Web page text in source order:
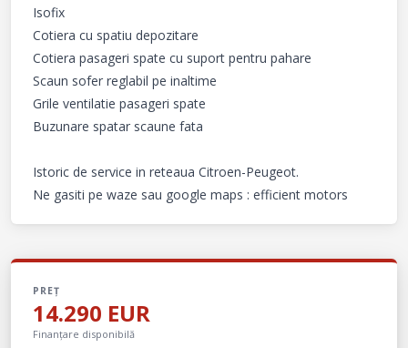
Isofix
Cotiera cu spatiu depozitare
Cotiera pasageri spate cu suport pentru pahare
Scaun sofer reglabil pe inaltime
Grile ventilatie pasageri spate
Buzunare spatar scaune fata
Istoric de service in reteaua Citroen-Peugeot.
Ne gasiti pe waze sau google maps : efficient motors
PREȚ
14.290 EUR
Finanțare disponibilă